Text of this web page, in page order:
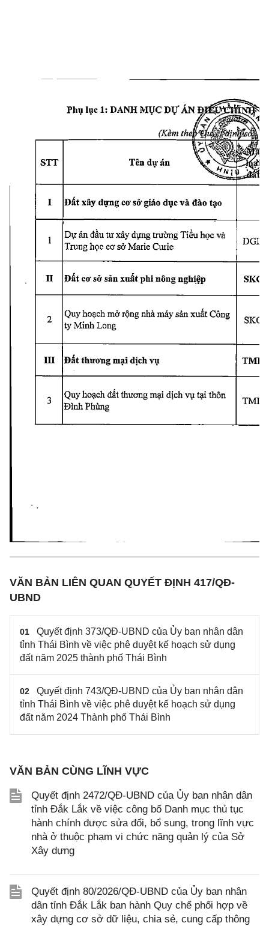
Phụ lục 1: DANH MỤC Dự ÁN
(Kèm iheế%(i^^ỉổỊì
STT Tên dư án
I Đất xây dựng cơ sở giáo dục và đào tạo
1 Dự án đầu tư xây dựng trường Tiểu học và
Trung học cơ sở Marie Curie DGD
II Đất cơ sở săn xuất phi nông nghiệp SKC
2 Quy hoạch mở rộng nhà máy sản xuất Công
ty Minh Long SKC
m Đất thưong mại dịch vụ TMD
3
Quy hoạch đất thưcmg mại địch vụ tại thôn
Đình Phùng TMD
VĂN BẢN LIÊN QUAN QUYẾT ĐỊNH 417/QĐ-
UBND
01
Quyết định 373/QĐ-UBND của Ủy ban nhân dân
tỉnh Thái Bình về việc phê duyệt kế hoạch sử dụng
đất năm 2025 thành phố Thái Bình
02
Quyết định 743/QĐ-UBND của Ủy ban nhân dân
tỉnh Thái Bình về việc phê duyệt kế hoạch sử dụng
đất năm 2024 Thành phố Thái Bình
VĂN BẢN CÙNG LĨNH VỰC
Quyết định 2472/QĐ-UBND của Ủy ban nhân dân
tỉnh Đắk Lắk về việc công bố Danh mục thủ tục
hành chính được sửa đổi, bổ sung, trong lĩnh vực
nhà ở thuộc phạm vi chức năng quản lý của Sở
Xây dựng
Quyết định 80/2026/QĐ-UBND của Ủy ban nhân
dân tỉnh Đắk Lắk ban hành Quy chế phối hợp về
xây dựng cơ sở dữ liệu, chia sẻ, cung cấp thông